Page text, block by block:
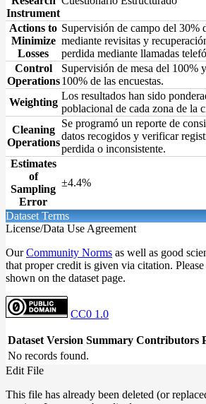
Instrument
Actions to
Minimize
Losses
Supervisión de campo del 30%
mediante revisitas y
perdida mediante llamadas
Control
Operations
Supervisión de mesa del 100%
100% de las encuestas.
Weighting
Los resultados han sido
poblacional de cada zona de la
Cleaning
Operations
Se programó un reporte de
datos recogidos y verificar
perdida o inconsistente.
Estimates
of
Sampling
Error
±4.4%
Dataset Terms
License/Data Use Agreement
OurCommunity Norms as well as good
that proper credit is given via citation.
shown on the dataset page.
CC0 1.0
Dataset Version Summary Contributors
No records found.
Edit File
This file has already been deleted (or